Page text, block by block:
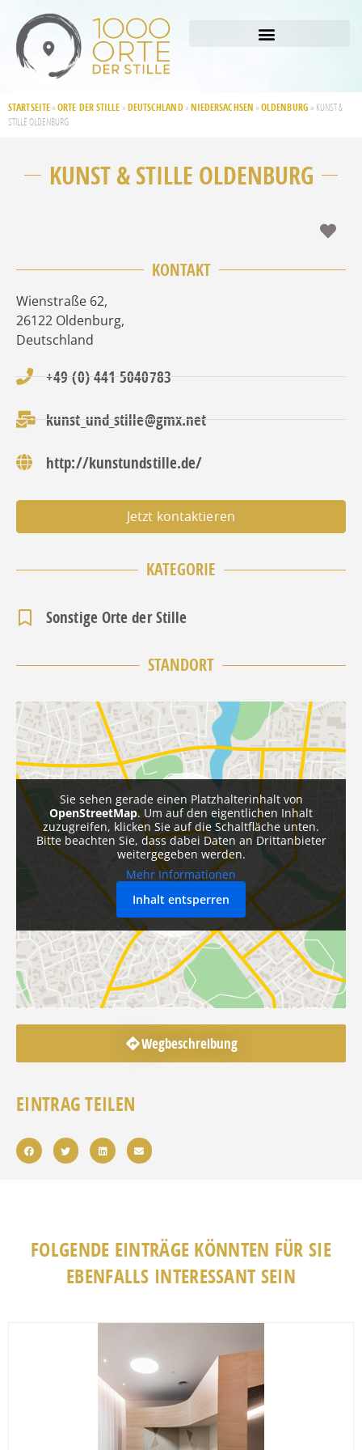
STARTSEITE » ORTE DER STILLE » DEUTSCHLAND» NIEDERSACHSEN » OLDENBURG » KUNST &
STILLE OLDENBURG
KUNST & STILLE OLDENBURG
KONTAKT
Wienstraße 62,
26122 Oldenburg,
Deutschland
+49 (0) 441 5040783
kunst_und_stille@gmx.net
http://kunstundstille.de/
Jetzt kontaktieren
KATEGORIE
Sonstige Orte der Stille
STANDORT
Sie sehen gerade einen Platzhalterinhalt von
OpenStreetMap. Um auf den eigentlichen Inhalt
zuzugreifen, klicken Sie auf die Schaltfläche unten.
Bitte beachten Sie, dass dabei Daten an Drittanbieter
weitergegeben werden.
Mehr Informationen
Inhalt entsperren
Wegbeschreibung
EINTRAG TEILEN
FOLGENDE EINTRÄGE KÖNNTEN FÜR SIE
EBENFALLS INTERESSANT SEIN